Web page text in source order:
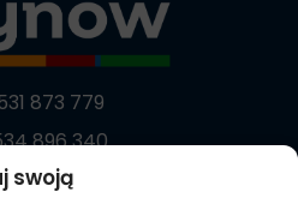
swoją
873 779
896 340
869 373